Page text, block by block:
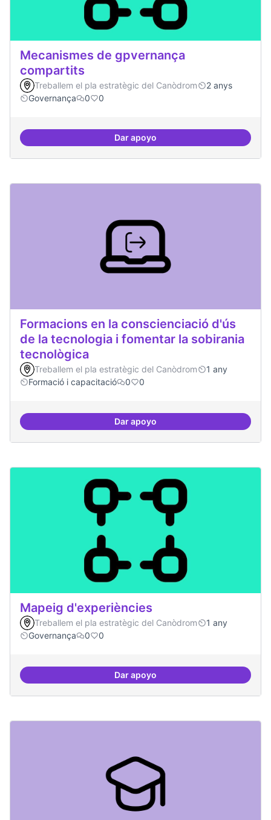
Mecanismes de gpvernança
compartits
Treballem el pla estratègic del Canòdrom
2 anys
Governança
0 0
Dar apoyoMecanismes de gpvernança
Formacions en la conscienciació d'ús
de la tecnologia i fomentar la sobirania
tecnològica
Treballem el pla estratègic del Canòdrom
1 any
Formació i capacitació
0 0
Dar apoyoFormacions en la
Mapeig d'experiències
Treballem el pla estratègic del Canòdrom
1 any
Governança
0 0
Dar apoyoMapeig d'experiències